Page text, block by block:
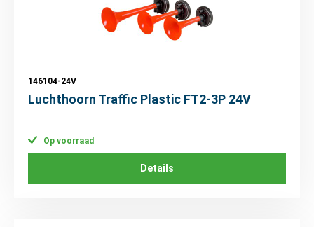
146104-24V
Luchthoorn Traffic Plastic FT2-3P 24V
Op voorraad
Details